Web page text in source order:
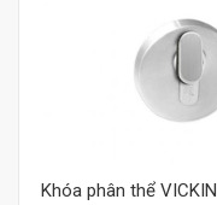
Khóa phân thể